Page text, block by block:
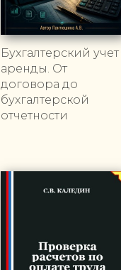
Бухгалтерский учет
аренды. От
договора до
бухгалтерской
отчетности